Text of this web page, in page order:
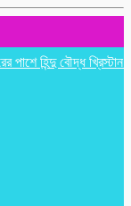
বৌদ্ধ খ্রিস্টান ঐক্য